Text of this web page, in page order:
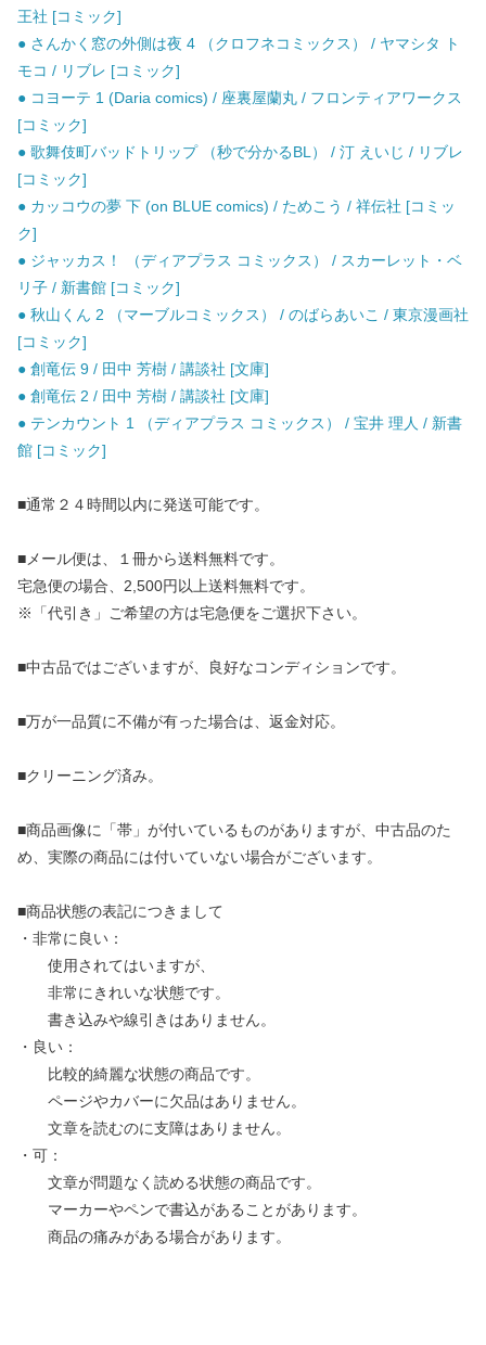
王社 [コミック]
● さんかく窓の外側は夜 4 （クロフネコミックス） / ヤマシタ ト
モコ / リブレ [コミック]
● コヨーテ 1 (Daria comics) / 座裏屋蘭丸 / フロンティアワークス
[コミック]
● 歌舞伎町バッドトリップ （秒で分かるBL） / 汀 えいじ / リブレ
[コミック]
● カッコウの夢 下 (on BLUE comics) / ためこう / 祥伝社 [コミッ
ク]
● ジャッカス！ （ディアプラス コミックス） / スカーレット・ベ
リ子 / 新書館 [コミック]
● 秋山くん 2 （マーブルコミックス） / のばらあいこ / 東京漫画社
[コミック]
● 創竜伝 9 / 田中 芳樹 / 講談社 [文庫]
● 創竜伝 2 / 田中 芳樹 / 講談社 [文庫]
● テンカウント 1 （ディアプラス コミックス） / 宝井 理人 / 新書
館 [コミック]
■通常２４時間以内に発送可能です。
■メール便は、１冊から送料無料です。
宅急便の場合、2,500円以上送料無料です。
※「代引き」ご希望の方は宅急便をご選択下さい。
■中古品ではございますが、良好なコンディションです。
■万が一品質に不備が有った場合は、返金対応。
■クリーニング済み。
■商品画像に「帯」が付いているものがありますが、中古品のた
め、実際の商品には付いていない場合がございます。
■商品状態の表記につきまして
・非常に良い：
使用されてはいますが、
非常にきれいな状態です。
書き込みや線引きはありません。
・良い：
比較的綺麗な状態の商品です。
ページやカバーに欠品はありません。
文章を読むのに支障はありません。
・可：
文章が問題なく読める状態の商品です。
マーカーやペンで書込があることがあります。
商品の痛みがある場合があります。